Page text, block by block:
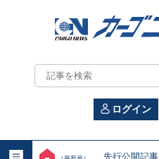
カ
ー
ニ
ログイン
先行公開記事